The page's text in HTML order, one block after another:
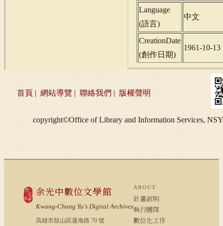
Language
(語言)
中文
CreationDate
(創作日期)
1961-10-13
首頁 | 網站導覽 | 聯絡我們 | 版權聲明
copyright©Office of Library and Information Services,
余光中數位文學館
Kwang-Chung Yu's Digital Archives
高雄市鼓山區蓮海路 70 號
ABOUT
計畫說明
執行團隊
數位化工作